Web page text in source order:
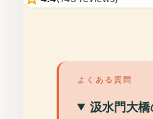
よくある質問
汲水門大